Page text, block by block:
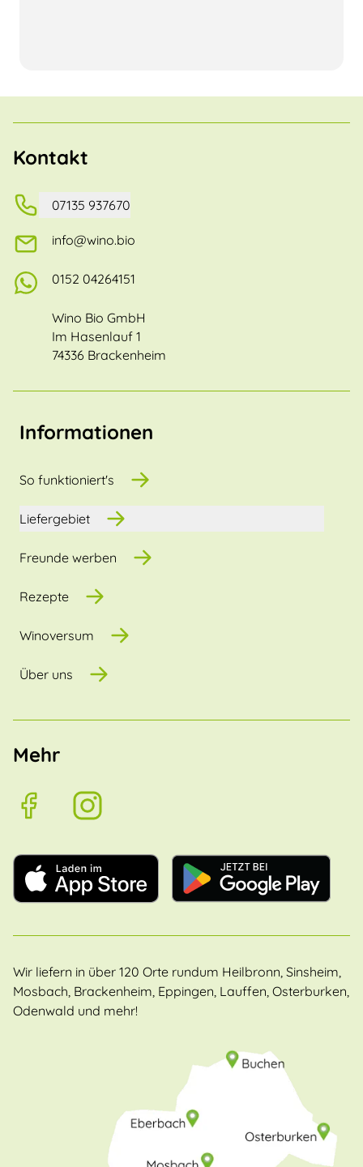
Kontakt
07135 937670
info@wino.bio
0152 04264151
Wino Bio GmbH
Im Hasenlauf 1
74336 Brackenheim
Informationen
So funktioniert's
Liefergebiet
Freunde werben
Rezepte
Winoversum
Über uns
Mehr
Wir liefern in über 120 Orte rundum Heilbronn, Sinsheim,
Mosbach, Brackenheim, Eppingen, Lauffen, Osterburken,
Odenwald und mehr!